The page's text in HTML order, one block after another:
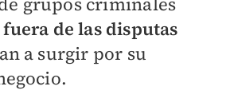
fuera de las disputas
a surgir por su